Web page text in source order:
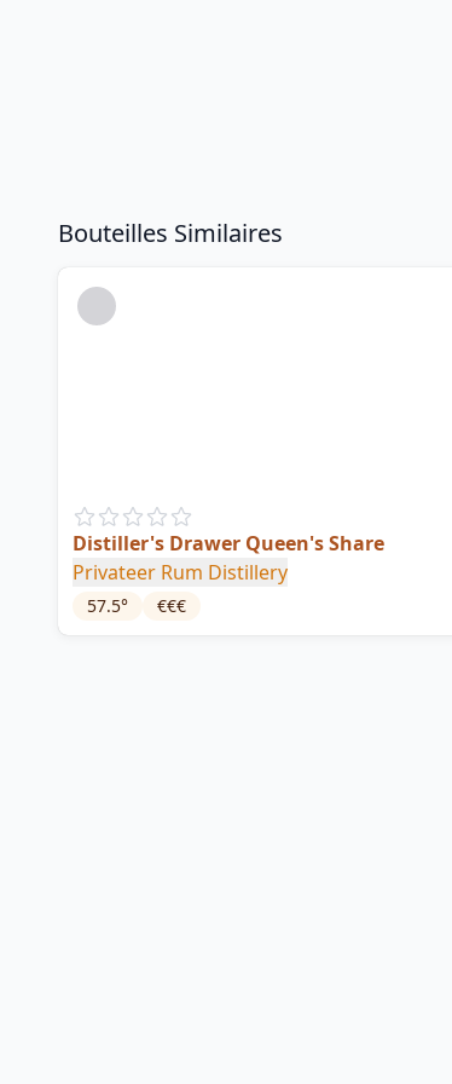
Bouteilles Similaires
Distiller's Drawer Queen's Share
Privateer Rum Distillery
57.5° €€€